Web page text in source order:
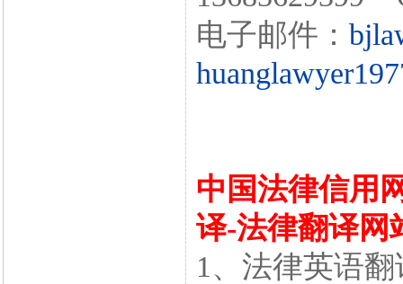
电子邮件：
中国法律信用
译-法律翻译网
1、法律英语